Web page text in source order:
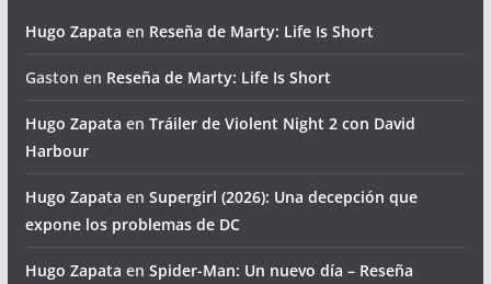
Hugo Zapata en Reseña de Marty: Life Is Short
Gaston en Reseña de Marty: Life Is Short
Hugo Zapata en Tráiler de Violent Night 2 con David
Harbour
Hugo Zapata en Supergirl (2026): Una decepción que
expone los problemas de DC
Hugo Zapata en Spider-Man: Un nuevo día – Reseña